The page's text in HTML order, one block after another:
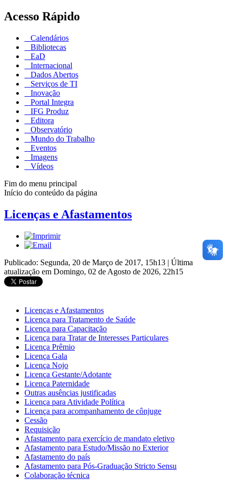
Acesso Rápido
Calendários
Bibliotecas
EaD
Internacional
Dados Abertos
Serviços de TI
Inovação
Portal Integra
IFG Produz
Editora
Observatório
Mundo do Trabalho
Eventos
Imagens
Vídeos
Fim do menu principal
Início do conteúdo da página
Licenças e Afastamentos
Publicado: Segunda, 20 de Março de 2017, 15h13 | Última
atualização em Domingo, 02 de Agosto de 2026, 22h15
Licenças e Afastamentos
Licença para Tratamento de Saúde
Licença para Capacitação
Licença para Tratar de Interesses Particulares
Licença Prêmio
Licença Gala
Licença Nojo
Licença Gestante/Adotante
Licença Paternidade
Outras ausências justificadas
Licença para Atividade Política
Licença para acompanhamento de cônjuge
Cessão
Requisição
Afastamento para exercício de mandato eletivo
Afastamento para Estudo/Missão no Exterior
Afastamento do país
Afastamento para Pós-Graduação Stricto Sensu
Colaboração técnica